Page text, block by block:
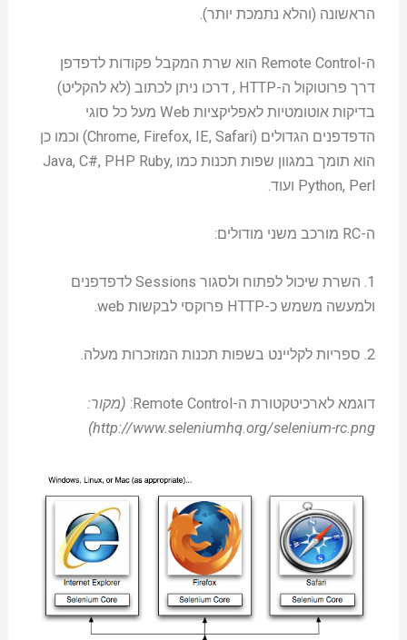
הראשונה (והלא נתמכת יותר).
ה-Remote Control הוא שרת המקבל פקודות לדפדפן
דרך פרוטוקול ה-HTTP , דרכו ניתן לכתוב (לא להקליט)
בדיקות אוטומטיות לאפליקציות Web מעל כל סוגי
הדפדפנים הגדולים (Chrome, Firefox, IE, Safari) וכמו כן
הוא תומך במגוון שפות תכנות כמו Java, C#, PHP Ruby,
Python, Perl ועוד.
ה-RC מורכב משני מודולים:
1. השרת שיכול לפתוח ולסגור Sessions לדפדפנים
ולמעשה משמש כ-HTTP פרוקסי לבקשות web.
2. ספריות לקליינט בשפות תכנות המוזכרות מעלה.
דוגמא לארכיטקטורת ה-Remote Control:
(מקור:
http://www.seleniumhq.org/selenium-rc.png)